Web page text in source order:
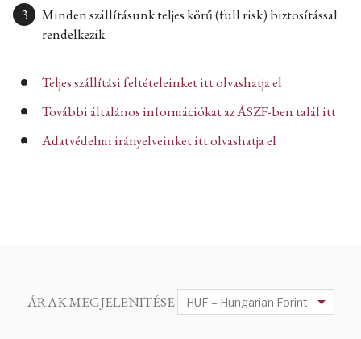
Minden szállításunk teljes körű (full risk) biztosítással
rendelkezik
Teljes szállítási feltételeinket itt olvashatja el
További általános információkat az ÁSZF-ben talál itt
Adatvédelmi irányelveinket itt olvashatja el
ÁRAK MEGJELENITÉSE